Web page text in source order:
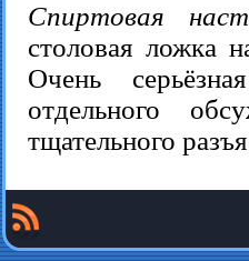
Спиртовая
столовая ложка
Очень
отдельного
тщательного